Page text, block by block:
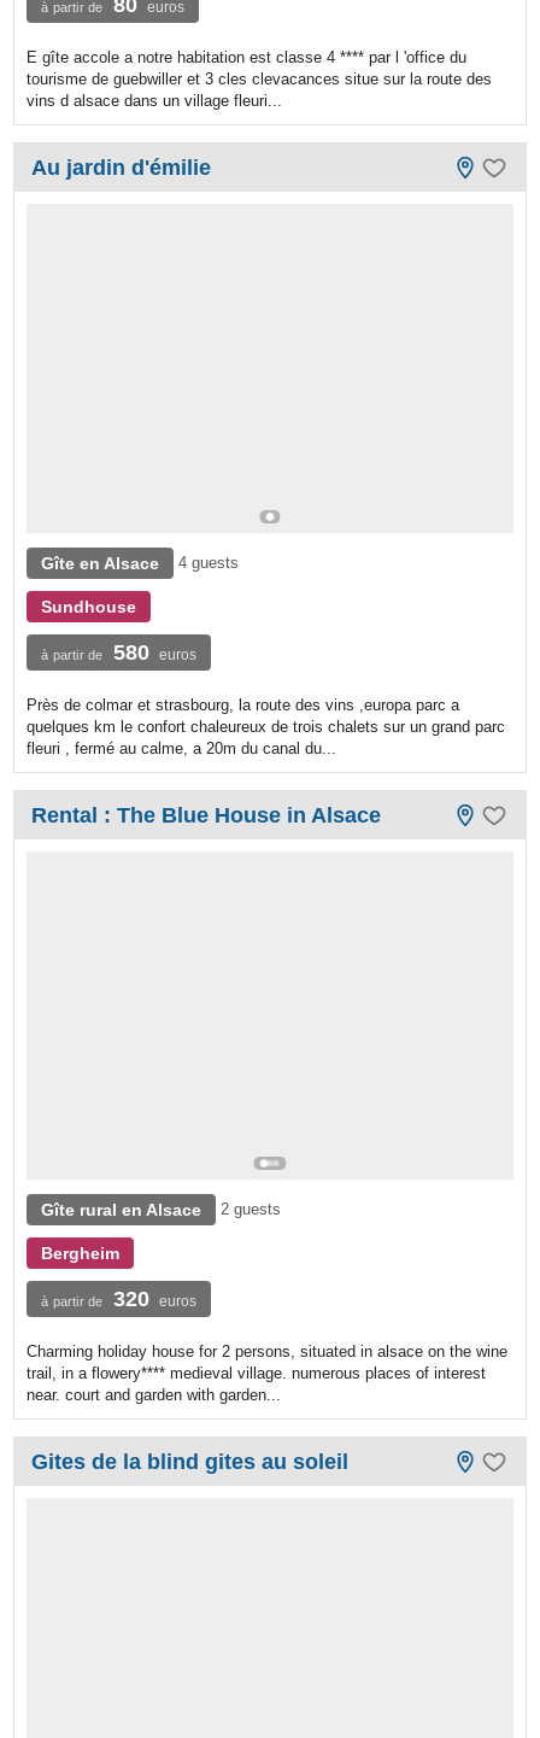
à partir de euros
E gîte accole a notre habitation est classe 4 **** par l 'office du
tourisme de guebwiller et 3 cles clevacances situe sur la route des
vins d alsace dans un village fleuri...
Au jardin d'émilie
Gîte en Alsace 4 guests
Sundhouse
à partir de 580 euros
Près de colmar et strasbourg, la route des vins ,europa parc a
quelques km le confort chaleureux de trois chalets sur un grand parc
fleuri , fermé au calme, a 20m du canal du...
Rental : The Blue House in Alsace
Gîte rural en Alsace 2 guests
Bergheim
à partir de 320 euros
Charming holiday house for 2 persons, situated in alsace on the wine
trail, in a flowery**** medieval village. numerous places of interest
near. court and garden with garden...
Gites de la blind gites au soleil